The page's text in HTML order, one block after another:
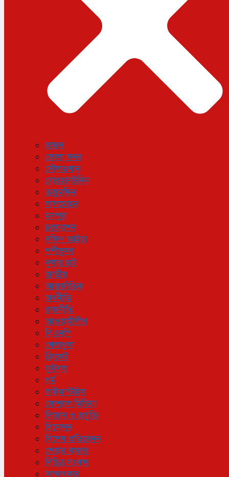
প্রচ্ছদ
ভোলা সদর
দৌলতখান
বোরহানউদ্দিন
তজুমদ্দিন
লালমোহন
মনপুরা
চরফ্যাশন
দক্ষিণ আইচা
শশীভূষণ
দুলার হাট
জাতীয়
আন্তর্জাতিক
অর্থনীতি
রাজনীতি
আওয়ামীলীগ
বিএনপি
খেলাধুলা
ক্রিকেট
ফুটবল
ধর্ম
লাইফস্টাইল
সোশ্যাল মিডিয়া
বিজ্ঞান ও প্রযুক্তি
বিনোদন
বিশেষ প্রতিবেদন
শেয়ার বাজার
বিচিত্র সংবাদ
সাক্ষাৎকার